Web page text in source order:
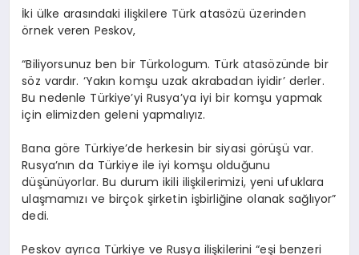
İki ülke arasındaki ilişkilere Türk atasözü üzerinden
örnek veren Peskov,
“Biliyorsunuz ben bir Türkologum. Türk atasözünde bir
söz vardır. ‘Yakın komşu uzak akrabadan iyidir’ derler.
Bu nedenle Türkiye’yi Rusya’ya iyi bir komşu yapmak
için elimizden geleni yapmalıyız.
Bana göre Türkiye’de herkesin bir siyasi görüşü var.
Rusya’nın da Türkiye ile iyi komşu olduğunu
düşünüyorlar. Bu durum ikili ilişkilerimizi, yeni ufuklara
ulaşmamızı ve birçok şirketin işbirliğine olanak sağlıyor”
dedi.
Peskov ayrıca Türkiye ve Rusya ilişkilerini “eşi benzeri